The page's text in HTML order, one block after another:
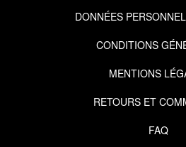
DONNÉES
CONDITIONS
MENTIONS
RETOURS ET
FAQ